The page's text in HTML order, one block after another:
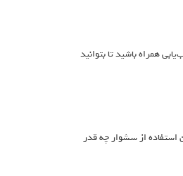
همراه باشید تا بتوانید
از سشوار چه قدر